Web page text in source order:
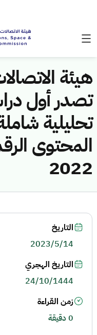
هيئة
تصدر أول
تحليلية
المحتوى
2022
التاريخ
2023/5/14
التاريخ الهجري
24/10/1444
زمن القراءة
0 دقيقة